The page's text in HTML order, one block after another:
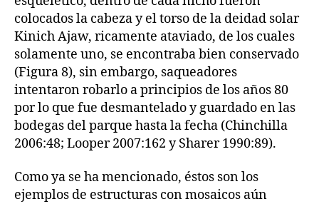
colocados la cabeza y el torso de la deidad solar
Kinich Ajaw, ricamente ataviado, de los cuales
solamente uno, se encontraba bien conservado
(Figura 8), sin embargo, saqueadores
intentaron robarlo a principios de los años 80
por lo que fue desmantelado y guardado en las
bodegas del parque hasta la fecha (Chinchilla
2006:48; Looper 2007:162 y Sharer 1990:89).
Como ya se ha mencionado, éstos son los
ejemplos de estructuras con mosaicos aún